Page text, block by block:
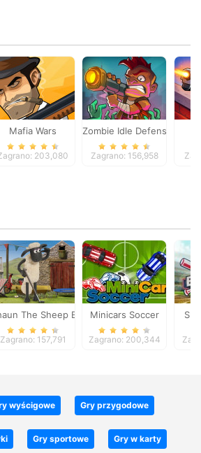
Mafia Wars
203,080
Zombie Idle Defense
Zagrano: 156,958
The Sheep Baahmy Golf
Zagrano: 157,791
Minicars Soccer
Zagrano: 200,344
wyścigowe Gry przygodowe
Gry sportowe Gry w karty